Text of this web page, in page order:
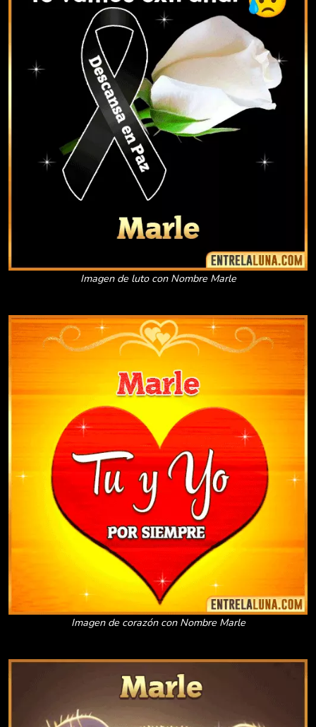
Imagen de luto con Nombre Marle
Imagen de corazón con Nombre Marle